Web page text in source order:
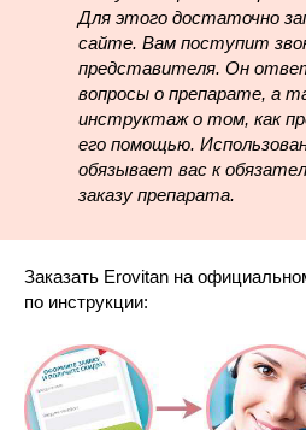
Для этого достаточно
сайте. Вам поступит
представителя. Он
вопросы о препарате, а
инструктаж о том, как
его помощью.
обязывает вас к
заказу препарата.
Заказать Erovitan на
по инструкции: